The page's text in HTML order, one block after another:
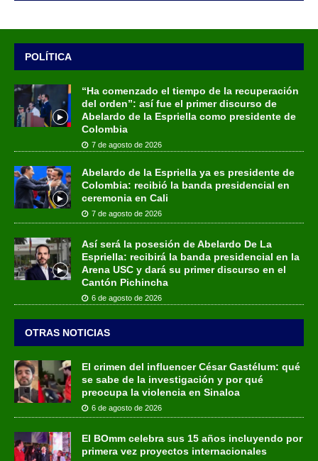
POLÍTICA
“Ha comenzado el tiempo de la recuperación
del orden”: así fue el primer discurso de
Abelardo de la Espriella como presidente de
Colombia
7 de agosto de 2026
Abelardo de la Espriella ya es presidente de
Colombia: recibió la banda presidencial en
ceremonia en Cali
7 de agosto de 2026
Así será la posesión de Abelardo De La
Espriella: recibirá la banda presidencial en la
Arena USC y dará su primer discurso en el
Cantón Pichincha
6 de agosto de 2026
OTRAS NOTICIAS
El crimen del influencer César Gastélum: qué
se sabe de la investigación y por qué
preocupa la violencia en Sinaloa
6 de agosto de 2026
El BOmm celebra sus 15 años incluyendo por
primera vez proyectos internacionales